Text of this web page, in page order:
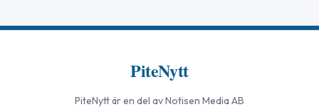
PiteNytt
PiteNyttär en del av Notisen Media AB